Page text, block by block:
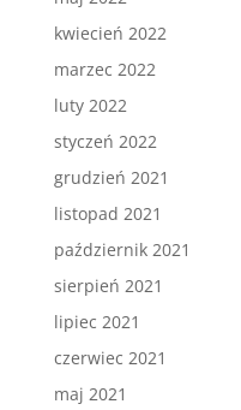
kwiecień 2022
marzec 2022
luty 2022
styczeń 2022
grudzień 2021
listopad 2021
październik 2021
sierpień 2021
lipiec 2021
czerwiec 2021
maj 2021